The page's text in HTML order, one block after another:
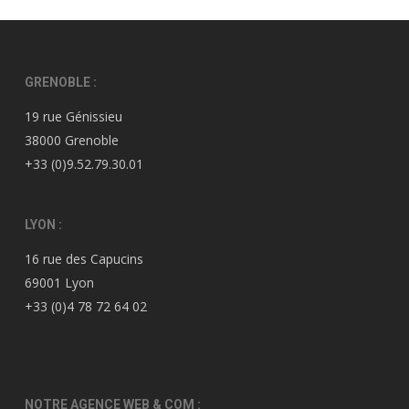
GRENOBLE :
19 rue Génissieu
38000 Grenoble
+33 (0)9.52.79.30.01
LYON :
16 rue des Capucins
69001 Lyon
+33 (0)4 78 72 64 02
NOTRE AGENCE WEB & COM :